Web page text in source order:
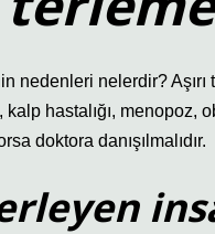
nedenleri nelerdir?
hastalığı, menopoz,
doktora danışılmalıdır.